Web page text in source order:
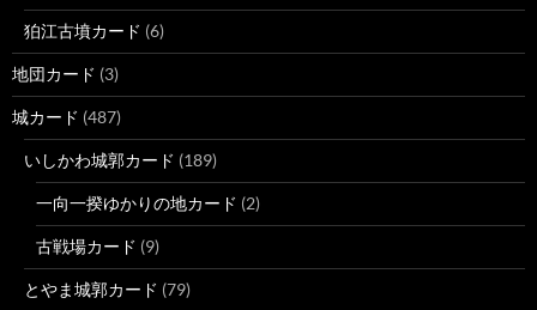
狛江古墳カード (6)
地団カード (3)
城カード (487)
いしかわ城郭カード (189)
一向一揆ゆかりの地カード (2)
古戦場カード (9)
とやま城郭カード (79)